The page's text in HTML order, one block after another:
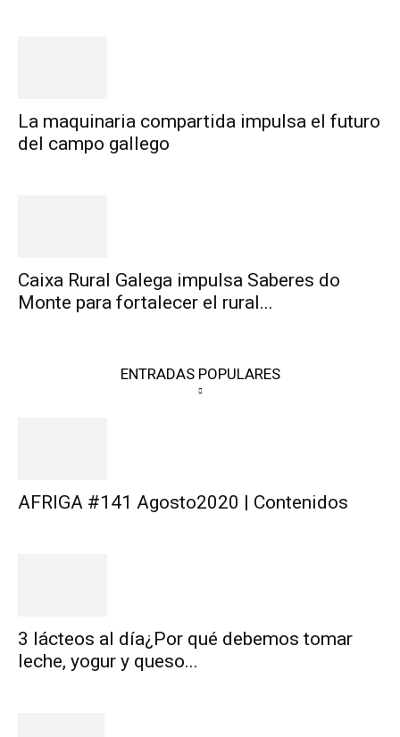
La maquinaria compartida impulsa el futuro
del campo gallego
Caixa Rural Galega impulsa Saberes do
Monte para fortalecer el rural...
ENTRADAS POPULARES
AFRIGA #141 Agosto2020 | Contenidos
3 lácteos al día¿Por qué debemos tomar
leche, yogur y queso...